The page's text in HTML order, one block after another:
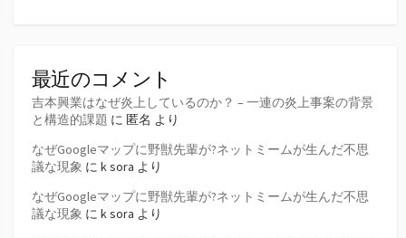
最近のコメント
吉本興業はなぜ炎上しているのか？ – 一連の炎上事案の背景
と構造的課題 に 匿名 より
なぜGoogleマップに野獣先輩が?ネットミームが生んだ不思
議な現象 に k sora より
なぜGoogleマップに野獣先輩が?ネットミームが生んだ不思
議な現象 に k sora より